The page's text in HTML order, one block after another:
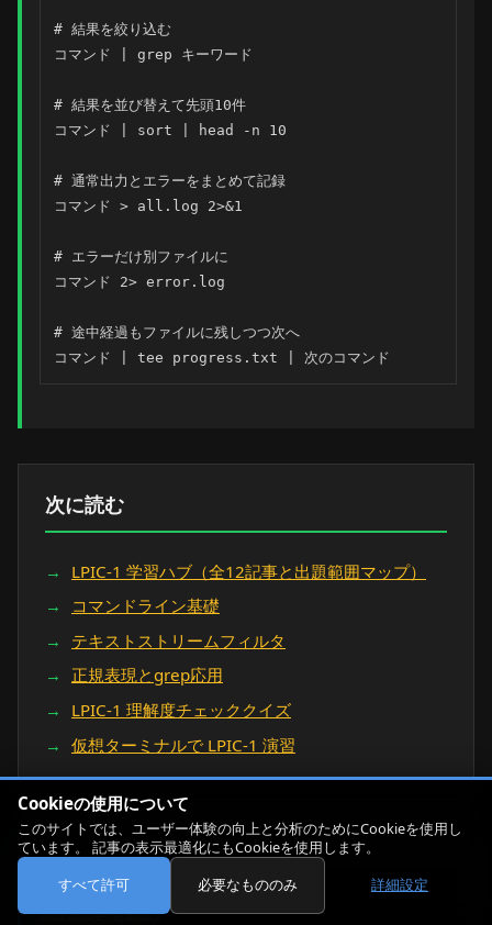
Cookieの使用について
このサイトでは、ユーザー体験の向上と分析のためにCookieを使用し
ています。 記事の表示最適化にもCookieを使用します。
すべて許可 必要なもののみ 詳細設定
# 結果を絞り込む
コマンド | grep キーワード
# 結果を並び替えて先頭10件
コマンド | sort | head -n 10
# 通常出力とエラーをまとめて記録
コマンド > all.log 2>&1
# エラーだけ別ファイルに
コマンド 2> error.log
# 途中経過もファイルに残しつつ次へ
コマンド | tee progress.txt | 次のコマンド
次に読む
LPIC-1 学習ハブ（全12記事と出題範囲マップ）
コマンドライン基礎
テキストストリームフィルタ
正規表現とgrep応用
LPIC-1 理解度チェッククイズ
仮想ターミナルで LPIC-1 演習
📚
次の記事を読む